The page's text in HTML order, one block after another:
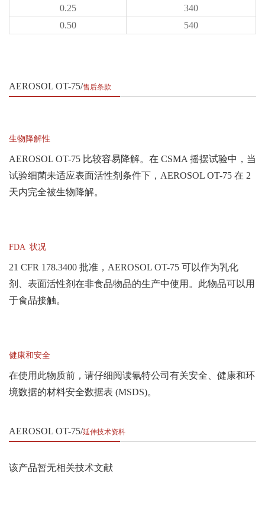
0.25
340
0.50
540
AEROSOL OT-75 售后条款
生物降解性
AEROSOL OT-75 比较容易降解。在 CSMA 摇摆试验中，当
试验细菌未适应表面活性剂条件下，AEROSOL OT-75 在 2
天内完全被生物降解。
FDA 状况
21 CFR 178.3400 批准，AEROSOL OT-75 可以作为乳化
剂、表面活性剂在非食品物品的生产中使用。此物品可以用
于食品接触。
健康和安全
在使用此物质前，请仔细阅读氰特公司有关安全、健康和环
境数据的材料安全数据表 (MSDS)。
AEROSOL OT-75 延伸技术资料
该产品暂无相关技术文献